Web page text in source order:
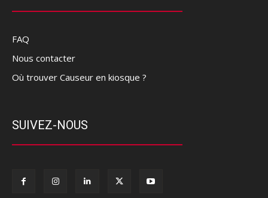
FAQ
Nous contacter
Où trouver Causeur en kiosque ?
SUIVEZ-NOUS